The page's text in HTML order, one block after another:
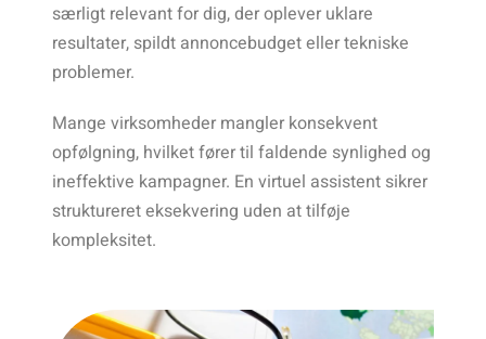
særligt relevant for dig, der oplever uklare
resultater, spildt annoncebudget eller tekniske
problemer.
Mange virksomheder mangler konsekvent
opfølgning, hvilket fører til faldende synlighed og
ineffektive kampagner. En virtuel assistent sikrer
struktureret eksekvering uden at tilføje
kompleksitet.